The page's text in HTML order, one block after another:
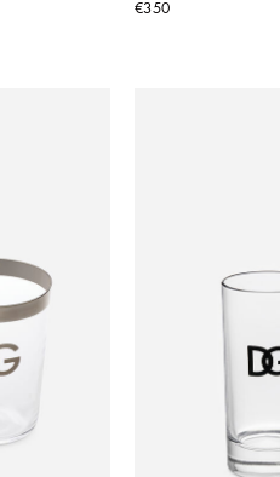
€350